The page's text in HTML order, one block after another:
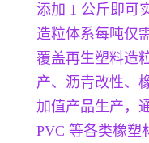
添加 1 公斤即可
造粒体系每吨仅
覆盖再生塑料造
产、沥青改性、
加值产品生产，
PVC 等各类橡塑